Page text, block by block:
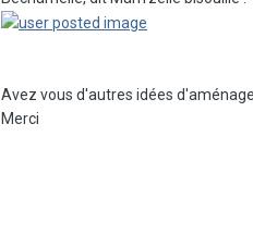
Avez vous d'autres idées
Merci